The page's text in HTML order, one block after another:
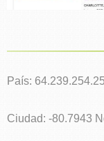
País:
Ciudad: -80.7943